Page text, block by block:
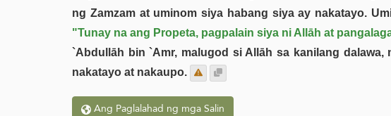
ng Zamzam at uminom siya habang siya ay nakatayo.
"Tunay na ang Propeta, pagpalain siya ni Allāh at
`Abdullāh bin `Amr, malugod si Allāh sa kanilang
nakatayo at nakaupo.
Ang Paglalahad ng mga Salin